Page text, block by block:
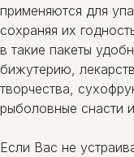
применяются для
сохраняя их
в такие пакеты
бижутерию,
творчества,
рыболовные снасти
Если Вас не